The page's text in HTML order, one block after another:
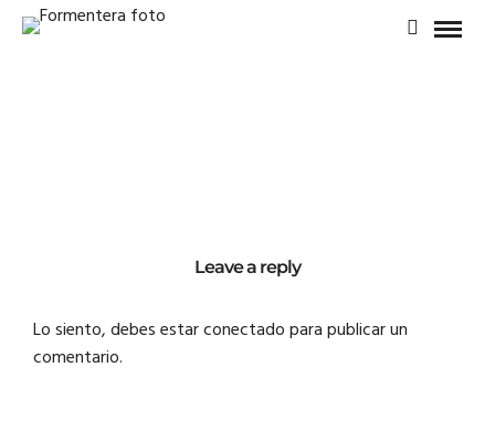
Leave a reply
Lo siento, debes estarconectadopara publicar un
comentario.